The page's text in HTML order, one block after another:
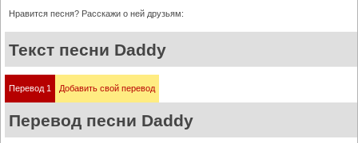
Нравится песня? Расскажи о ней друзьям:
Текст песни Daddy
Перевод 1 Добавить свой перевод
Перевод песни Daddy